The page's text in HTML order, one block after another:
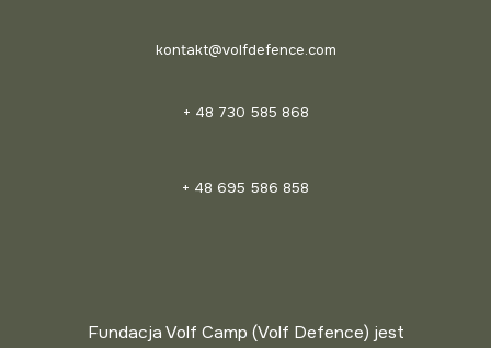
kontakt@volfdefence.com
+ 48 730 585 868
+ 48 695 586 858
Fundacja Volf Camp (Volf Defence) jest